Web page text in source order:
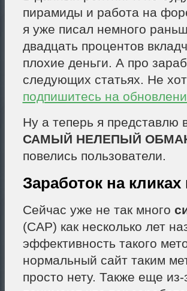
пирамиды и работа на
я уже писал немного
двадцать процентов
плохие деньги. А про
следующих статьях. Не
подпишитесь на
Ну а теперь я представлю
САМЫЙ НЕЛЕПЫЙ
повелись пользователи.
Заработок на
Сейчас уже не так много
(САР) как несколько лет
эффективность такого
нормальный сайт таким
просто нету. Также еще